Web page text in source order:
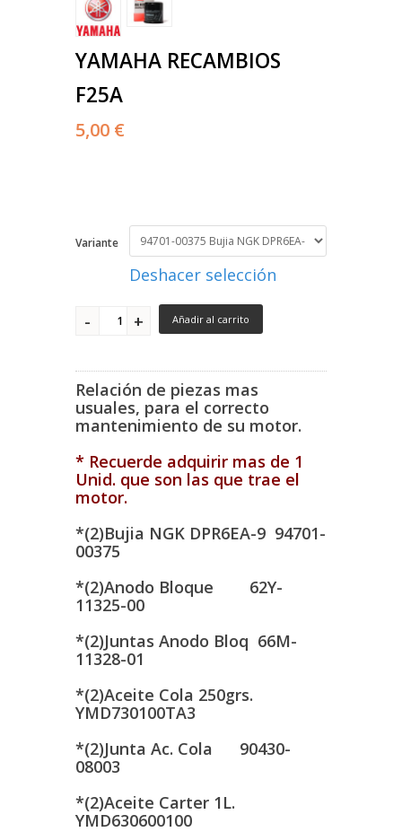
YAMAHA RECAMBIOS
F25A
5,00 €
Variante
Deshacer selección
Añadir al carrito
Relación de piezas mas
usuales, para el correcto
mantenimiento de su motor.
* Recuerde adquirir mas de 1
Unid. que son las que trae el
motor.
*(2)Bujia NGK DPR6EA-9 94701-
00375
*(2)Anodo Bloque 62Y-
11325-00
*(2)Juntas Anodo Bloq 66M-
11328-01
*(2)Aceite Cola 250grs.
YMD730100TA3
*(2)Junta Ac. Cola 90430-
08003
*(2)Aceite Carter 1L.
YMD630600100